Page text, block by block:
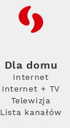
RFC
Dla domu
Internet
Internet + TV
Telewizja
Lista kanałów